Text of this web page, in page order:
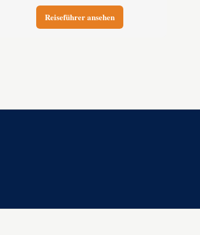
Reiseführer ansehen